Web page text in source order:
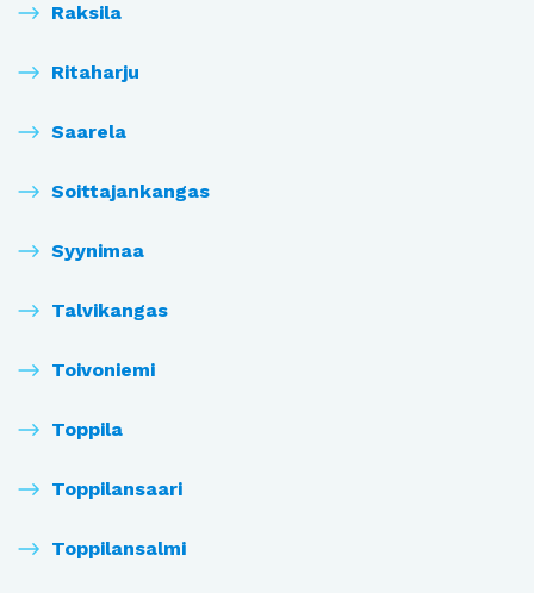
Raksila
Ritaharju
Saarela
Soittajankangas
Syynimaa
Talvikangas
Toivoniemi
Toppila
Toppilansaari
Toppilansalmi